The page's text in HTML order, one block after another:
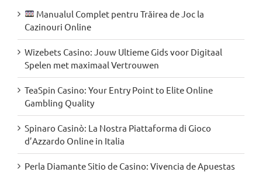
Manualul Complet pentru Trăirea de Joc la
Cazinouri Online
Wizebets Casino: Jouw Ultieme Gids voor Digitaal
Spelen met maximaal Vertrouwen
TeaSpin Casino: Your Entry Point to Elite Online
Gambling Quality
Spinaro Casinò: La Nostra Piattaforma di Gioco
d’Azzardo Online in Italia
Perla Diamante Sitio de Casino: Vivencia de Apuestas